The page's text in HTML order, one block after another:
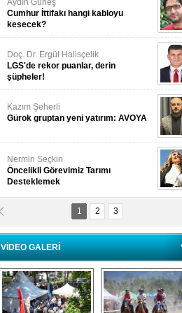
Aydın Güneş
Cumhur İttifakı hangi kabloyu
kesecek?
Doç. Dr. Ergül Halisçelik
LGS'de rekor puanlar, derin
şüpheler!
Kazım Şeherli
Gürok gruptan yeni yatırım: AVOYA
Nermin Seçkin
Öncelikli Görevimiz Tarımı
Desteklemek
Nilüfer Menekli Buzcular
Siz Hiç Kelebeklerin Sesini
Duydunuz Mu?
1 2 3
VİDEO GALERİ